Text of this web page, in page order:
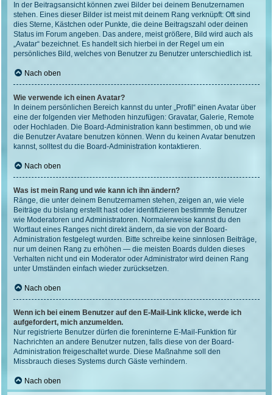
In der Beitragsansicht können zwei Bilder bei deinem Benutzernamen
stehen. Eines dieser Bilder ist meist mit deinem Rang verknüpft: Oft sind
dies Sterne, Kästchen oder Punkte, die deine Beitragszahl oder deinen
Status im Forum angeben. Das andere, meist größere, Bild wird auch als
„Avatar“ bezeichnet. Es handelt sich hierbei in der Regel um ein
persönliches Bild, welches von Benutzer zu Benutzer unterschiedlich ist.
Nach oben
Wie verwende ich einen Avatar?
In deinem persönlichen Bereich kannst du unter „Profil“ einen Avatar über
eine der folgenden vier Methoden hinzufügen: Gravatar, Galerie, Remote
oder Hochladen. Die Board-Administration kann bestimmen, ob und wie
die Benutzer Avatare benutzen können. Wenn du keinen Avatar benutzen
kannst, solltest du die Board-Administration kontaktieren.
Nach oben
Was ist mein Rang und wie kann ich ihn ändern?
Ränge, die unter deinem Benutzernamen stehen, zeigen an, wie viele
Beiträge du bislang erstellt hast oder identifizieren bestimmte Benutzer
wie Moderatoren und Administratoren. Normalerweise kannst du den
Wortlaut eines Ranges nicht direkt ändern, da sie von der Board-
Administration festgelegt wurden. Bitte schreibe keine sinnlosen Beiträge,
nur um deinen Rang zu erhöhen — die meisten Boards dulden dieses
Verhalten nicht und ein Moderator oder Administrator wird deinen Rang
unter Umständen einfach wieder zurücksetzen.
Nach oben
Wenn ich bei einem Benutzer auf den E-Mail-Link klicke, werde ich
aufgefordert, mich anzumelden.
Nur registrierte Benutzer dürfen die foreninterne E-Mail-Funktion für
Nachrichten an andere Benutzer nutzen, falls diese von der Board-
Administration freigeschaltet wurde. Diese Maßnahme soll den
Missbrauch dieses Systems durch Gäste verhindern.
Nach oben